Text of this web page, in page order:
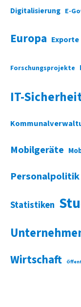
Digitalisierung E-
Europa Exporte
Forschungsprojekte
IT-
Mobilgeräte
Personalpolitik
Statistiken
Wirtschaft